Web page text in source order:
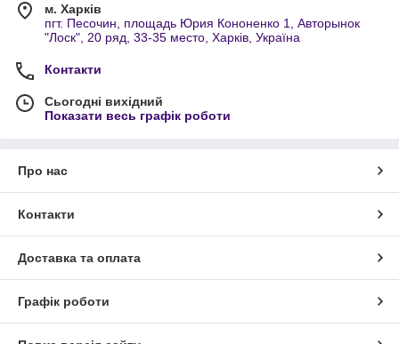
м. Харків
пгт. Песочин, площадь Юрия Кононенко 1, Авторынок
"Лоск", 20 ряд, 33-35 место, Харків, Україна
Контакти
Сьогодні вихідний
Показати весь графік роботи
Про нас
Контакти
Доставка та оплата
Графік роботи